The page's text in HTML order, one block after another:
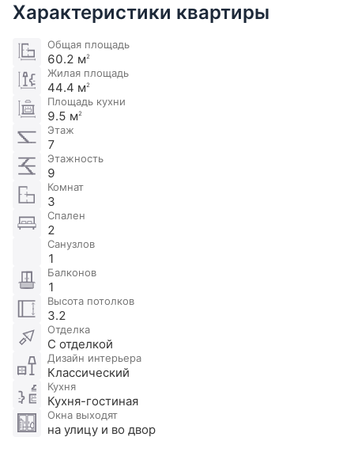
Характеристики квартиры
Общая площадь
60.2 м2
Жилая площадь
44.4 м2
Площадь кухни
9.5 м2
Этаж
7
Этажность
9
Комнат
3
Спален
2
Санузлов
1
Балконов
1
Высота потолков
3.2
Отделка
С отделкой
Дизайн интерьера
Классический
Кухня
Кухня-гостиная
Окна выходят
на улицу и во двор